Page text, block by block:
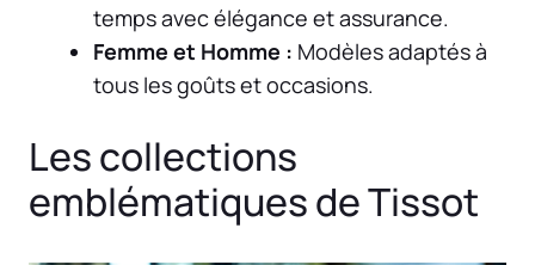
temps avec élégance et assurance.
Femme et Homme : Modèles adaptés à
tous les goûts et occasions.
Les collections
emblématiques de Tissot